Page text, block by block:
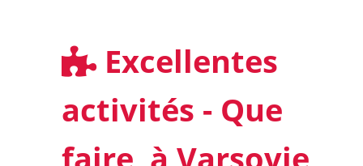
Excellentes
activités - Que